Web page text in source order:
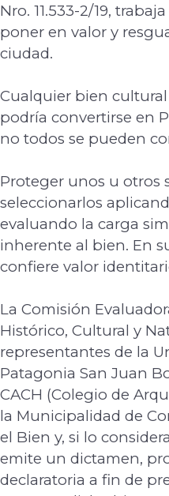
Nro. 11.533-2/19,
poner en valor y
ciudad.
Cualquier bien
podría convertirse en
no todos se pueden
Proteger unos u otros
seleccionarlos
evaluando la carga
inherente al bien. En
confiere valor
La Comisión
Histórico, Cultural y
representantes de la
Patagonia San Juan
CACH (Colegio de
la Municipalidad de
el Bien y, si lo
emite un dictamen,
declaratoria a fin de